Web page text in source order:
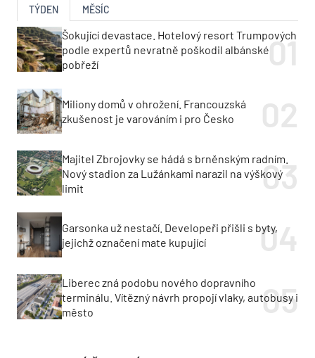
TÝDEN MĚSÍC
Šokující devastace. Hotelový resort Trumpových
podle expertů nevratně poškodil albánské
pobřeží
Miliony domů v ohrožení. Francouzská
zkušenost je varováním i pro Česko
Majitel Zbrojovky se hádá s brněnským radním.
Nový stadion za Lužánkami narazil na výškový
limit
Garsonka už nestačí. Developeři přišli s byty,
jejichž označení mate kupující
Liberec zná podobu nového dopravního
terminálu. Vítězný návrh propojí vlaky, autobusy i
město